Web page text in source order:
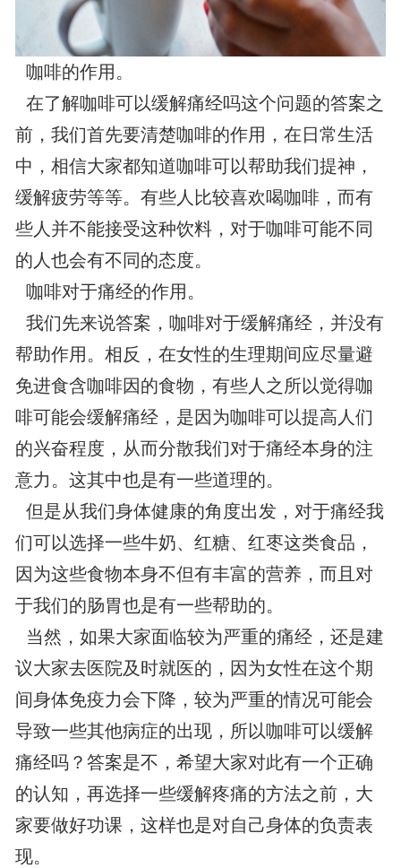
咖啡的作用。
在了解咖啡可以缓解痛经吗这个问题的答案之
前，我们首先要清楚咖啡的作用，在日常生活
中，相信大家都知道咖啡可以帮助我们提神，
缓解疲劳等等。有些人比较喜欢喝咖啡，而有
些人并不能接受这种饮料，对于咖啡可能不同
的人也会有不同的态度。
咖啡对于痛经的作用。
我们先来说答案，咖啡对于缓解痛经，并没有
帮助作用。相反，在女性的生理期间应尽量避
免进食含咖啡因的食物，有些人之所以觉得咖
啡可能会缓解痛经，是因为咖啡可以提高人们
的兴奋程度，从而分散我们对于痛经本身的注
意力。这其中也是有一些道理的。
但是从我们身体健康的角度出发，对于痛经我
们可以选择一些牛奶、红糖、红枣这类食品，
因为这些食物本身不但有丰富的营养，而且对
于我们的肠胃也是有一些帮助的。
当然，如果大家面临较为严重的痛经，还是建
议大家去医院及时就医的，因为女性在这个期
间身体免疫力会下降，较为严重的情况可能会
导致一些其他病症的出现，所以咖啡可以缓解
痛经吗？答案是不，希望大家对此有一个正确
的认知，再选择一些缓解疼痛的方法之前，大
家要做好功课，这样也是对自己身体的负责表
现。